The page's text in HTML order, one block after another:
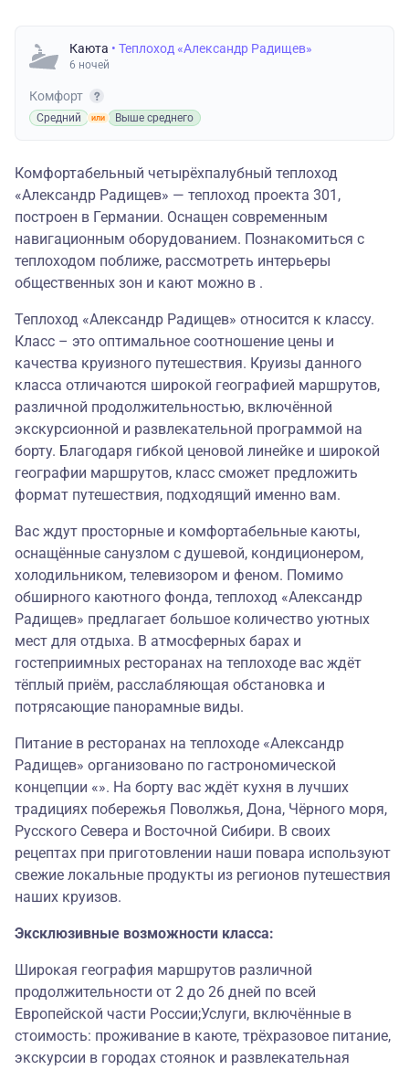
Каюта • Теплоход «Александр Радищев»
6 ночей
Комфорт
Средний Выше среднего
Комфортабельный четырёхпалубный теплоход
«Александр Радищев» — теплоход проекта 301,
построен в Германии. Оснащен современным
навигационным оборудованием. Познакомиться с
теплоходом поближе, рассмотреть интерьеры
общественных зон и кают можно в .
Теплоход «Александр Радищев» относится к классу.
Класс – это оптимальное соотношение цены и
качества круизного путешествия. Круизы данного
класса отличаются широкой географией маршрутов,
различной продолжительностью, включённой
экскурсионной и развлекательной программой на
борту. Благодаря гибкой ценовой линейке и широкой
географии маршрутов, класс сможет предложить
формат путешествия, подходящий именно вам.
Вас ждут просторные и комфортабельные каюты,
оснащённые санузлом с душевой, кондиционером,
холодильником, телевизором и феном. Помимо
обширного каютного фонда, теплоход «Александр
Радищев» предлагает большое количество уютных
мест для отдыха. В атмосферных барах и
гостеприимных ресторанах на теплоходе вас ждёт
тёплый приём, расслабляющая обстановка и
потрясающие панорамные виды.
Питание в ресторанах на теплоходе «Александр
Радищев» организовано по гастрономической
концепции «». На борту вас ждёт кухня в лучших
традициях побережья Поволжья, Дона, Чёрного моря,
Русского Севера и Восточной Сибири. В своих
рецептах при приготовлении наши повара используют
свежие локальные продукты из регионов путешествия
наших круизов.
Эксклюзивные возможности класса:
Широкая география маршрутов различной
продолжительности от 2 до 26 дней по всей
Европейской части России;Услуги, включённые в
стоимость: проживание в каюте, трёхразовое питание,
экскурсии в городах стоянок и развлекательная